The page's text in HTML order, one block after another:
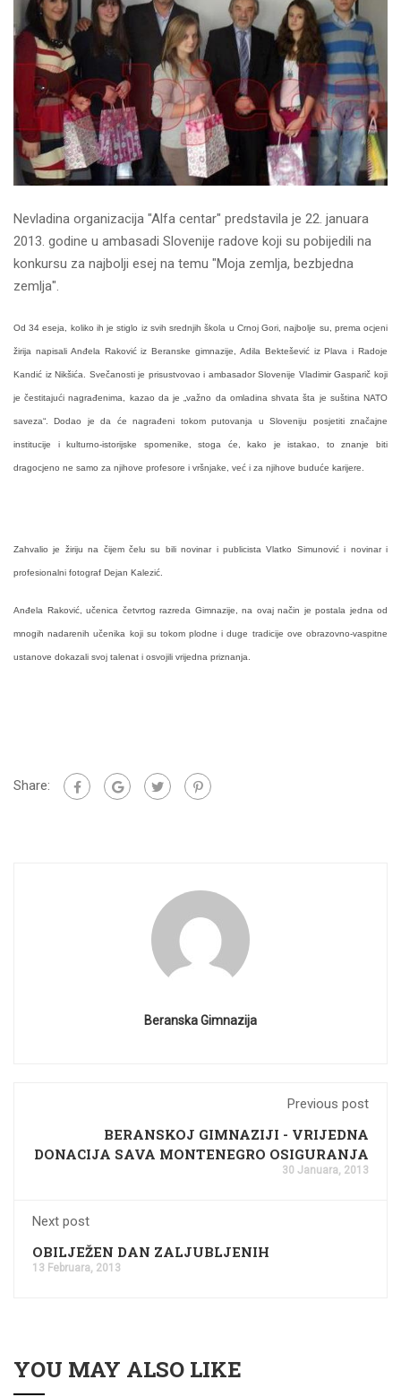
Nevladina organizacija "Alfa centar" predstavila je 22. januara
2013. godine u ambasadi Slovenije radove koji su pobijedili na
konkursu za najbolji esej na temu "Moja zemlja, bezbjedna
zemlja".
Od 34 eseja, koliko ih je stiglo iz svih srednjih škola u Crnoj Gori, najbolje su, prema ocjeni
žirija napisali Anđela Raković iz Beranske gimnazije, Adila Bektešević iz Plava i Radoje
Kandić iz Nikšića. Svečanosti je prisustvovao i ambasador Slovenije Vladimir Gasparič koji
je čestitajući nagrađenima, kazao da je „važno da omladina shvata šta je suština NATO
saveza“. Dodao je da će nagrađeni tokom putovanja u Sloveniju posjetiti značajne
institucije i kulturno-istorijske spomenike, stoga će, kako je istakao, to znanje biti
dragocjeno ne samo za njihove profesore i vršnjake, već i za njihove buduće karijere.
Zahvalio je žiriju na čijem čelu su bili novinar i publicista Vlatko Simunović i novinar i
profesionalni fotograf Dejan Kalezić.
Anđela Raković, učenica četvrtog razreda Gimnazije, na ovaj način je postala jedna od
mnogih nadarenih učenika koji su tokom plodne i duge tradicije ove obrazovno-vaspitne
ustanove dokazali svoj talenat i osvojili vrijedna priznanja.
Share:
Beranska Gimnazija
Previous post
BERANSKOJ GIMNAZIJI - VRIJEDNA
DONACIJA SAVA MONTENEGRO OSIGURANJA
30 Januara, 2013
Next post
OBILJEŽEN DAN ZALJUBLJENIH
13 Februara, 2013
YOU MAY ALSO LIKE